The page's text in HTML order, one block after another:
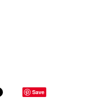
Save